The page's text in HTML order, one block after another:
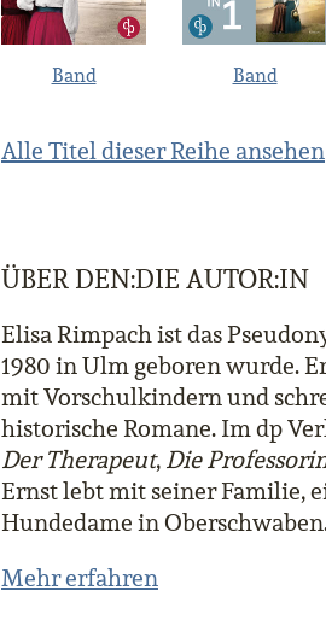
Band Band
Alle Titel dieser Reihe ansehen
ÜBER DEN:DIE AUTOR:IN
Elisa Rimpach ist das
1980 in Ulm geboren wurde.
mit Vorschulkindern und
historische Romane. Im dp
Der Therapeut,Die
Ernst lebt mit seiner Familie,
Hundedame in
Mehr erfahren